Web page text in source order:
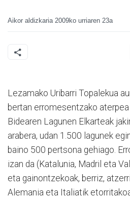
Aikor aldizkaria 2009ko urriaren 23a
Lezamako Uribarri Topalekua
bertan erromesentzako
Bidearen Lagunen Elkarteak
arabera, udan 1.500 lagunek
baino 500 pertsona gehiago.
izan da (Katalunia, Madril eta
eta gainontzekoak, berriz,
Alemania eta Italiatik